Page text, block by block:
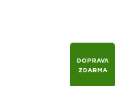
DOPRAVA
ZDARMA